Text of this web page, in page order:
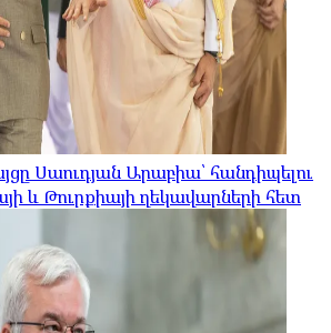
Սաուդյան Արաբիա՝ հանդիպելու
և Թուրքիայի ղեկավարների հետ